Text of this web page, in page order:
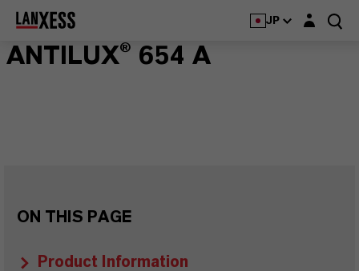
JP Login layer
ANTILUX® 654 A
ON THIS PAGE
Product Information